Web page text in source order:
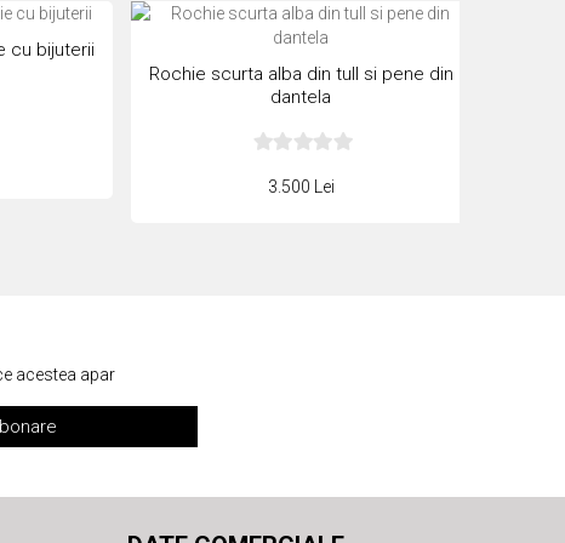
cu bijuterii
Rochie scurta alba din tull si pene din
dantela
3.500 Lei
acestea apar